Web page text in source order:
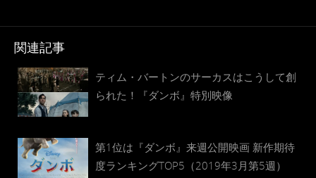
関連記事
ティム・バートンのサーカスはこうして創
られた！『ダンボ』特別映像
第1位は『ダンボ』来週公開映画 新作期待
度ランキングTOP5（2019年3月第5週）